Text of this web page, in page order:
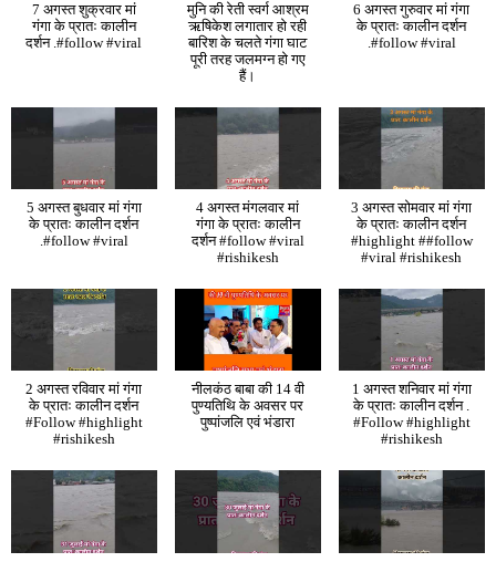
7 अगस्त शुक्रवार मां
गंगा के प्रातः कालीन
दर्शन .#follow #viral
मुनि की रेती स्वर्ग आश्रम
ऋषिकेश लगातार हो रही
बारिश के चलते गंगा घाट
पूरी तरह जलमग्न हो गए
हैं।
6 अगस्त गुरुवार मां गंगा
के प्रातः कालीन दर्शन
.#follow #viral
5 अगस्त बुधवार मां गंगा
के प्रातः कालीन दर्शन
.#follow #viral
4 अगस्त मंगलवार मां
गंगा के प्रातः कालीन
दर्शन #follow #viral
#rishikesh
3 अगस्त सोमवार मां गंगा
के प्रातः कालीन दर्शन
#highlight ##follow
#viral #rishikesh
2 अगस्त रविवार मां गंगा
के प्रातः कालीन दर्शन
#Follow #highlight
#rishikesh
नीलकंठ बाबा की 14 वी
पुण्यतिथि के अवसर पर
पुष्पांजलि एवं भंडारा
1 अगस्त शनिवार मां गंगा
के प्रातः कालीन दर्शन .
#Follow #highlight
#rishikesh